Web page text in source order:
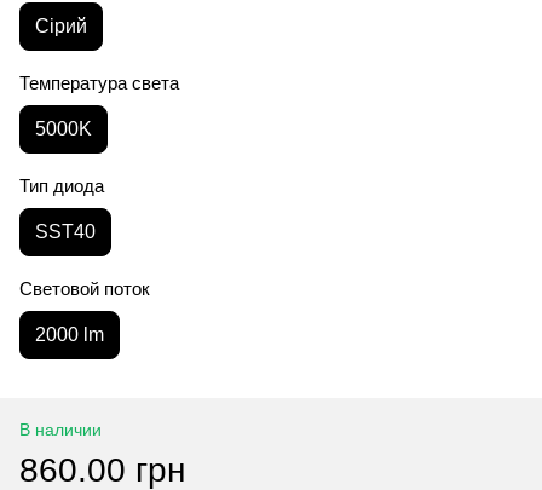
Сірий
Температура света
5000K
Тип диода
SST40
Световой поток
2000 lm
В наличии
860.00 грн